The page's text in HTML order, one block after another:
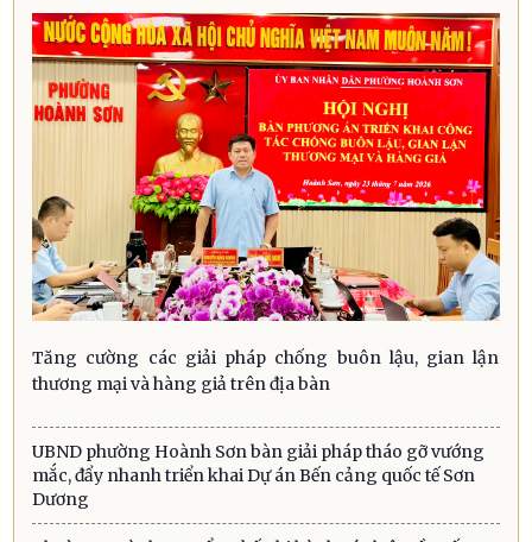
Tăng cường các giải pháp chống buôn lậu, gian lận
thương mại và hàng giả trên địa bàn
UBND phường Hoành Sơn bàn giải pháp tháo gỡ vướng
mắc, đẩy nhanh triển khai Dự án Bến cảng quốc tế Sơn
Dương